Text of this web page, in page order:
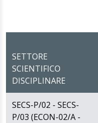
SETTORE
SCIENTIFICO
DISCIPLINARE
SECS-P/02 - SECS-
P/03 (ECON-02/A -